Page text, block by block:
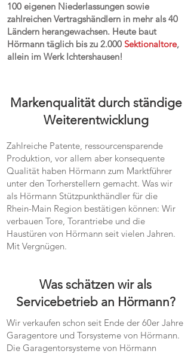
100 eigenen Niederlassungen sowie
zahlreichen Vertragshändlern in mehr als 40
Ländern herangewachsen. Heute baut
Hörmann täglich bis zu 2.000 Sektionaltore,
allein im Werk Ichtershausen!
Markenqualität durch ständige
Weiterentwicklung
Zahlreiche Patente, ressourcensparende
Produktion, vor allem aber konsequente
Qualität haben Hörmann zum Marktführer
unter den Torherstellern gemacht. Was wir
als Hörmann Stützpunkthändler für die
Rhein-Main Region bestätigen können: Wir
verbauen Tore, Torantriebe und die
Haustüren von Hörmann seit vielen Jahren.
Mit Vergnügen.
Was schätzen wir als
Servicebetrieb an Hörmann?
Wir verkaufen schon seit Ende der 60er Jahre
Garagentore und Torsysteme von Hörmann.
Die Garagentorsysteme von Hörmann